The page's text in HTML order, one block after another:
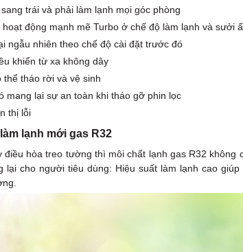
trái và phải làm lạnh mọi góc phòng
động mạnh mẽ Turbo ở chế độ làm lạnh và sưởi
ngẫu nhiên theo chế độ cài đặt trước đó
khiển từ xa không dây
tháo rời và vệ sinh
mang lại sự an toàn khi tháo gỡ phin lọc
thị lỗi
lạnh mới gas R32
điều hòa treo tường thì môi chất lạnh gas R32
lại cho người tiêu dùng: Hiệu suất làm lạnh cao